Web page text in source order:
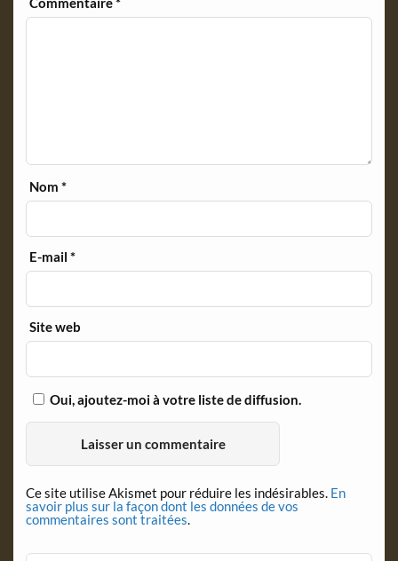
Nom*
E-mail*
Site web
Oui, ajoutez-moi à votre liste de diffusion.
Ce site utilise Akismet pour réduire les indésirables. En
savoir plus sur la façon dont les données de vos
commentaires sont traitées.